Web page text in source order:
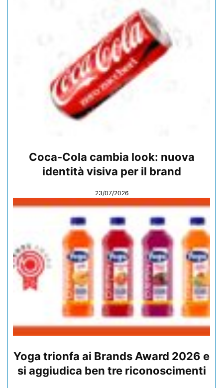
Coca-Cola cambia look: nuova
identità visiva per il brand
23/07/2026
Yoga trionfa ai Brands Award 2026 e
si aggiudica ben tre riconoscimenti